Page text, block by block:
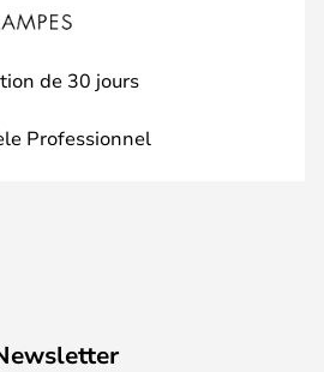
de 30 jours
Professionnel